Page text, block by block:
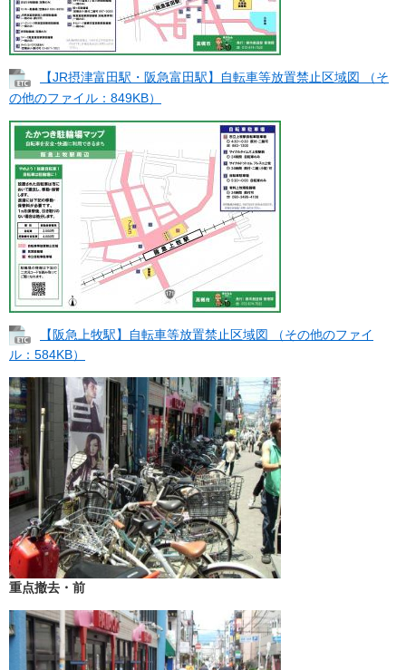
【JR摂津富田駅・阪急富田駅】自転車等放置禁止区域図 （そ
の他のファイル：849KB）
【阪急上牧駅】自転車等放置禁止区域図 （その他のファイ
ル：584KB）
重点撤去・前